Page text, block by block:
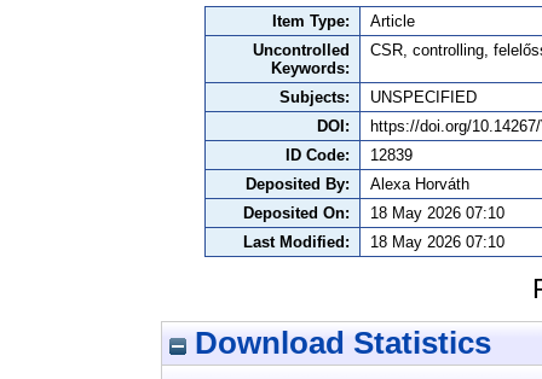
Item Type:
Article
Uncontrolled
Keywords:
CSR, controlling,
Subjects:
UNSPECIFIED
DOI:
https://doi.org/
ID Code:
12839
Deposited By:
Alexa Horváth
Deposited On:
18 May 2026 07:10
Last Modified:
18 May 2026 07:10
Download Statistics